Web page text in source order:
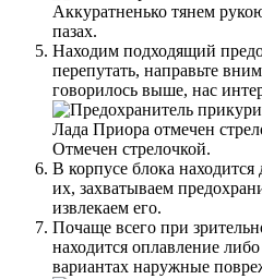
Аккуратненько тянем
пазах.
Находим подходящий
перепутать, направьте
говорилось выше, нас
Отмечен стрелочкой.
В корпусе блока
их, захватываем
извлекаем его.
Почаще всего при
находится оплавление
вариантах наружные